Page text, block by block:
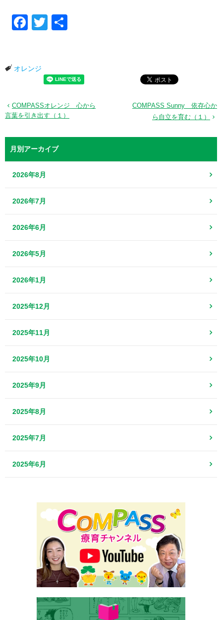
FacebookTwitter
オレンジ
COMPASSオレンジ 心から
言葉を引き出す（１）
COMPASS Sunny 依存心か
ら自立を育む（１）
月別アーカイブ
2026年8月
2026年7月
2026年6月
2026年5月
2026年1月
2025年12月
2025年11月
2025年10月
2025年9月
2025年8月
2025年7月
2025年6月